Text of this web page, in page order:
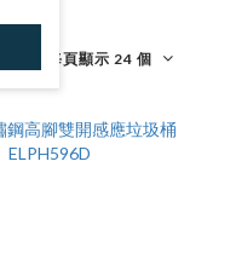
每頁顯示 24 個